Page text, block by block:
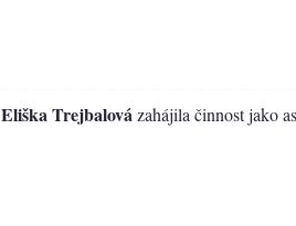
Eliška Trejbalová zahájila činnost jako